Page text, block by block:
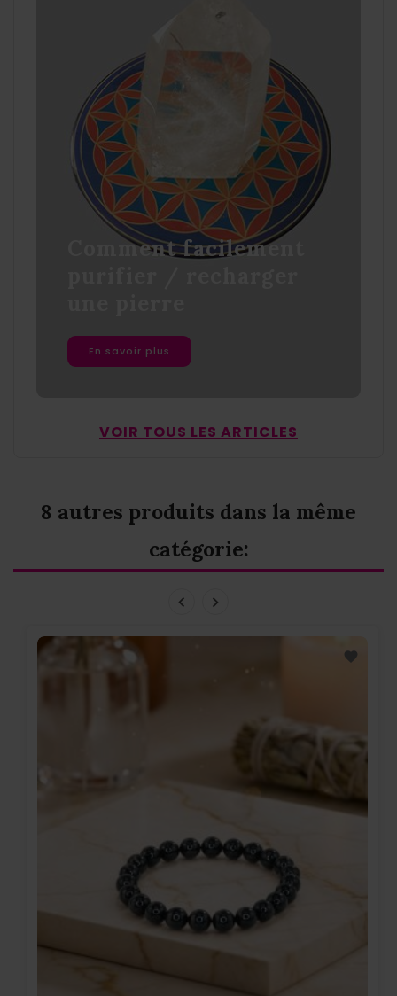
Comment facilement
En savoir plus
VOIR TOUS LES ARTICLES
8 autres produits dans la même
catégorie: